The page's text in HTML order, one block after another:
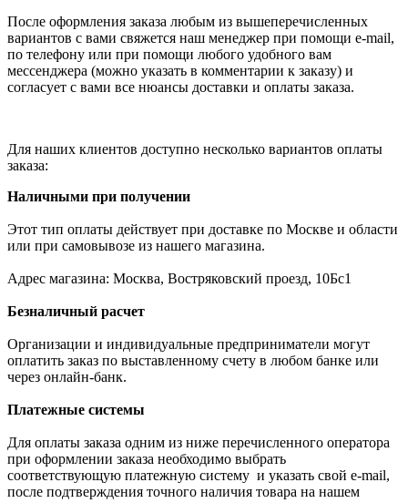
После оформления заказа любым из вышеперечисленных
вариантов с вами свяжется наш менеджер при помощи e-mail,
по телефону или при помощи любого удобного вам
мессенджера (можно указать в комментарии к заказу) и
согласует с вами все нюансы доставки и оплаты заказа.
Для наших клиентов доступно несколько вариантов оплаты
заказа:
Наличными при получении
Этот тип оплаты действует при доставке по Москве и области
или при самовывозе из нашего магазина.
Адрес магазина: Москва, Востряковский проезд, 10Бс1
Безналичный расчет
Организации и индивидуальные предприниматели могут
оплатить заказ по выставленному счету в любом банке или
через онлайн-банк.
Платежные системы
Для оплаты заказа одним из ниже перечисленного оператора
при оформлении заказа необходимо выбрать
соответствующую платежную систему и указать свой e-mail,
после подтверждения точного наличия товара на нашем